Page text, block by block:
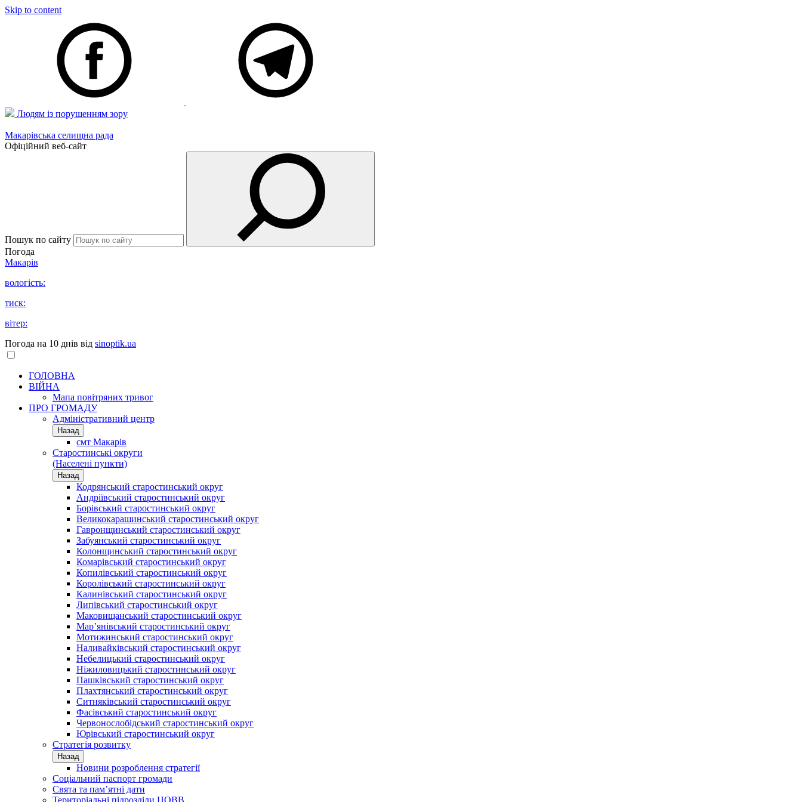
Skip to content
Людям із порушенням зору
Макарівська селищна рада
Офіційний веб-сайт
Пошук по сайту
Погода
Макарів
вологість:
тиск:
вітер:
Погода на 10 днів від sinoptik.ua
ГОЛОВНА
ВІЙНА
Мапа повітряних тривог
ПРО ГРОМАДУ
Aдміністративний центр
Назад
смт Макарів
Старостинські округи
(Населені пункти)
Назад
Кодрянський старостинський округ
Андріївський старостинський округ
Борівський старостинський округ
Великокарашинський старостинський округ
Гавронщинський старостинський округ
Забуянський старостинський округ
Колонщинський старостинський округ
Комарівський старостинський округ
Копилівський старостинський округ
Королівський старостинський округ
Калинівський старостинський округ
Липівський старостинський округ
Маковищанський старостинський округ
Мар’янівський старостинський округ
Мотижинський старостинський округ
Наливайківський старостинський округ
Небелицький старостинський округ
Ніжиловицький старостинський округ
Пашківський старостинський округ
Плахтянський старостинський округ
Ситняківський старостинський округ
Фасівський старостинський округ
Червонослобідський старостинський округ
Юрівський старостинський округ
Стратегія розвитку
Назад
Новини розроблення стратегії
Соціальний паспорт громади
Свята та пам’ятні дати
Територіальні підрозділи ЦОВВ